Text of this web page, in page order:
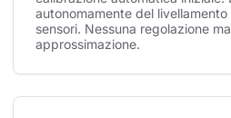
autonomamente del
sensori. Nessuna regolazione
approssimazione.